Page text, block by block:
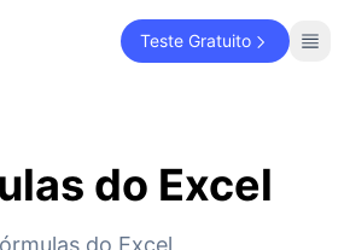
Teste Gratuito
do Excel
do Excel